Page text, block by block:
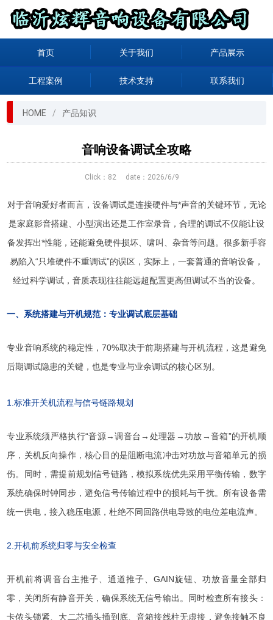
首页 关于我们 产品展示
工程案例 技术支持 联系我们
HOME 产品知识
音响设备调试全攻略
Click： 82 date：2026/6/9
对于音响爱好者而言，设备调试是连接硬件与*声音的关键环节，无论
是家庭影音搭建、小型演出还是工作室录音，合理的调试不仅能让设
备发挥出*性能，还能避免硬件损坏、啸叫、杂音等问题。很多新手容
易陷入“只堆硬件不重调试”的误区，实际上，一套普通的音响设备，
经过科学调试，音质表现往往能远超配置更高但调试不当的设备。
一、系统搭建与开机规范：专业调试底层基础
专业音响系统的稳定性，70%取决于前期搭建与开机流程，这是避免
后期调试隐患的关键，也是专业与业余调试的核心区别。
1.标准开关机流程与信号链路规划
专业系统须严格执行“音源→调音台→处理器→功放→音箱”的开机顺
序，关机反向操作，核心目的是阻断电流冲击对功放与音箱单元的损
伤。同时，需提前规划信号链路，模拟系统优先采用平衡传输，数字
系统确保时钟同步，避免信号传输过程中的损耗与干扰。所有设备需
统一供电，接入稳压电源，杜绝不同回路供电导致的电位差电流声。
2.开机前系统归零与安全检查
开机前将调音台主推子、通道推子、GAIN旋钮、功放音量全部归
零，关闭所有静音开关，确保系统无信号输出。同时检查所有接头：
卡侬头锁紧、大二芯插头插到底、音箱接线柱无虚接，避免接触不良